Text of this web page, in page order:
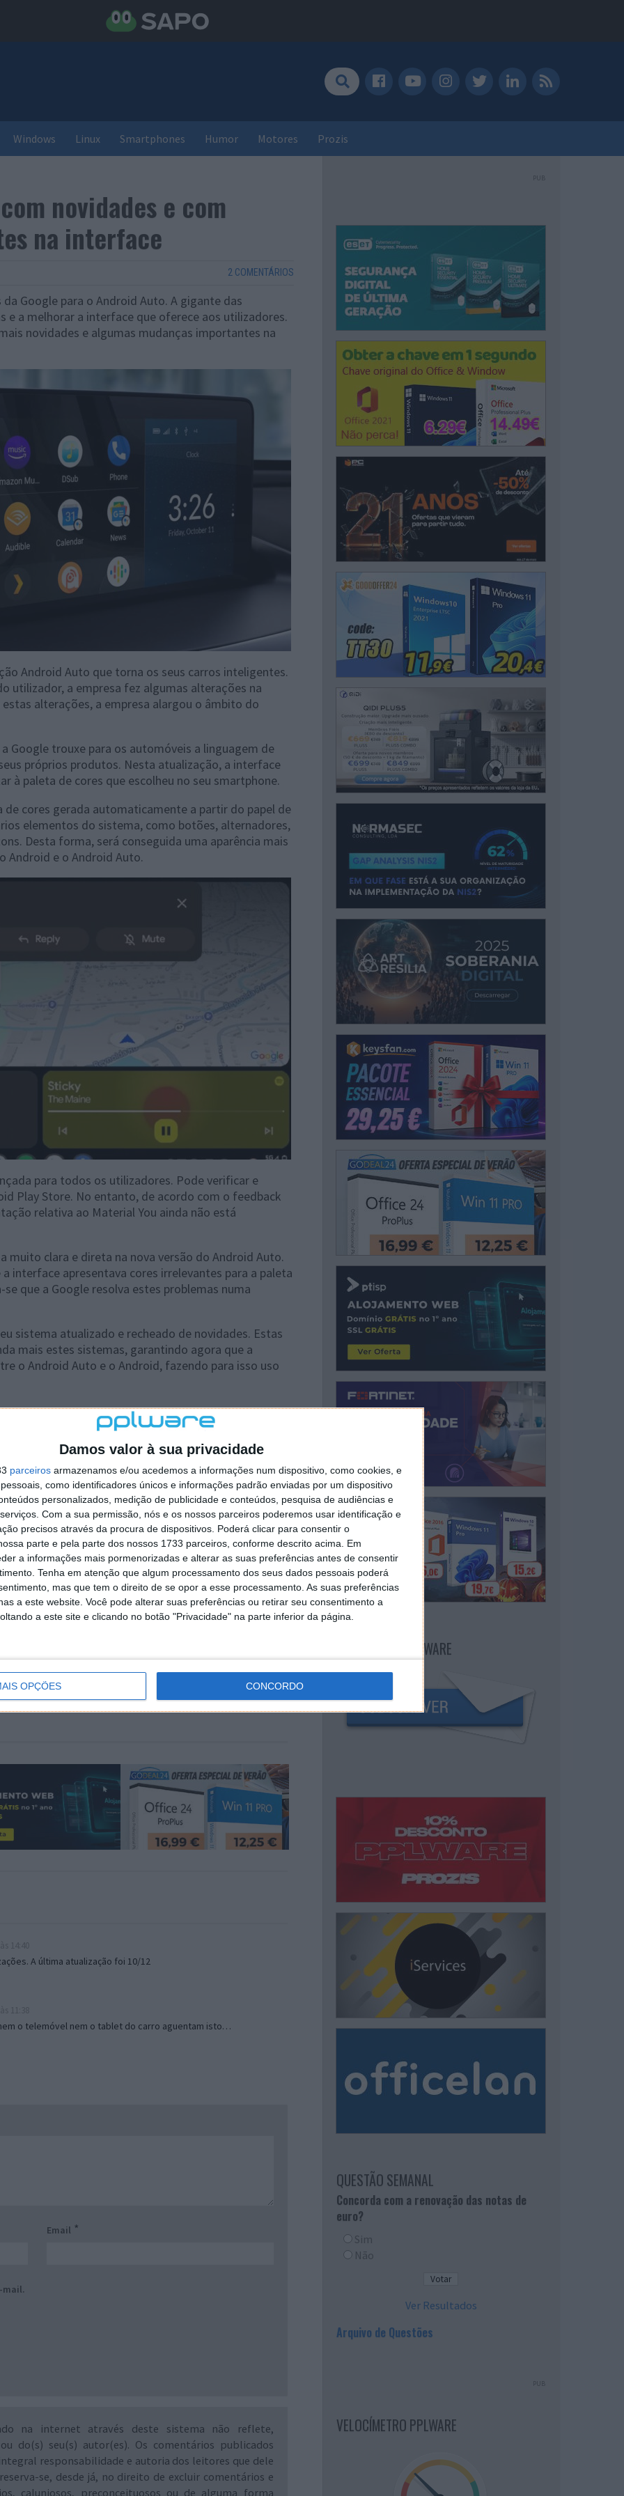
Damos valor à sua privacidade
parceiros armazenamos e/ou acedemos a informações num dispositivo, como cookies, e
como identificadores únicos e informações padrão enviadas por um dispositivo
personalizados, medição de publicidade e conteúdos, pesquisa de audiências e
Com a sua permissão, nós e os nossos parceiros poderemos usar identificação e
precisos através da procura de dispositivos. Poderá clicar para consentir o
parte e pela parte dos nossos 1733 parceiros, conforme descrito acima. Em
a informações mais pormenorizadas e alterar as suas preferências antes de consentir
Tenha em atenção que algum processamento dos seus dados pessoais poderá
mas que tem o direito de se opor a esse processamento. As suas preferências
a este website. Você pode alterar suas preferências ou retirar seu consentimento a
a este site e clicando no botão "Privacidade" na parte inferior da página.
OPÇÕES CONCORDO
Windows Linux Smartphones Humor Motores Prozis
novidades e com
na interface
2 COMENTÁRIOS
Google para o Android Auto. A gigante das
e a melhorar a interface que oferece aos utilizadores.
novidades e algumas mudanças importantes na
Android Auto que torna os seus carros inteligentes.
utilizador, a empresa fez algumas alterações na
alterações, a empresa alargou o âmbito do
Google trouxe para os automóveis a linguagem de
próprios produtos. Nesta atualização, a interface
à paleta de cores que escolheu no seu smartphone.
cores gerada automaticamente a partir do papel de
elementos do sistema, como botões, alternadores,
Desta forma, será conseguida uma aparência mais
Android e o Android Auto.
para todos os utilizadores. Pode verificar e
Play Store. No entanto, de acordo com o feedback
relativa ao Material You ainda não está
clara e direta na nova versão do Android Auto.
interface apresentava cores irrelevantes para a paleta
que a Google resolva estes problemas numa
sistema atualizado e recheado de novidades. Estas
mais estes sistemas, garantindo agora que a
o Android Auto e o Android, fazendo para isso uso
artigo tem mais de um ano
no Google Notícias
Autor:Pedro Simões
A última atualização foi 10/12
o telemóvel nem o tablet do carro aguentam isto…
Email *
mail.
na internet através deste sistema não reflete,
do(s) seu(s) autor(es). Os comentários publicados
responsabilidade e autoria dos leitores que dele
se, desde já, no direito de excluir comentários e
caluniosos, preconceituosos ou de alguma forma
PUB
NEWSLETTER PPLWARE
QUESTÃO SEMANAL
Concorda com a renovação das notas de
euro?
Sim
Não
Ver Resultados
Arquivo de Questões
PUB
VELOCÍMETRO PPLWARE